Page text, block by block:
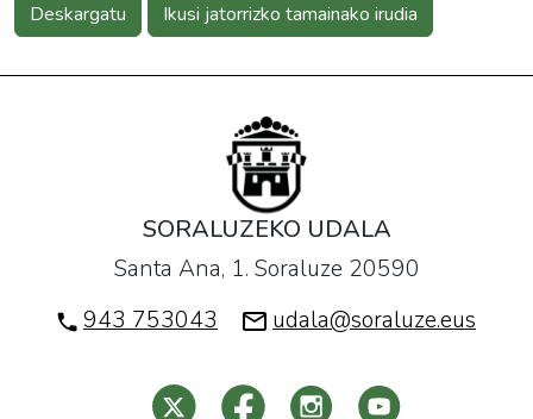
Deskargatu Ikusi jatorrizko tamainako irudia
SORALUZEKO UDALA
Santa Ana, 1. Soraluze 20590
943 753043
udala@soraluze.eus